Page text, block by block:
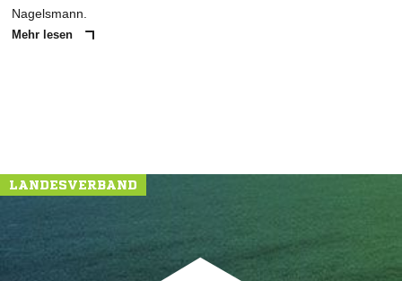
Nagelsmann.
Mehr lesen
LANDESVERBAND